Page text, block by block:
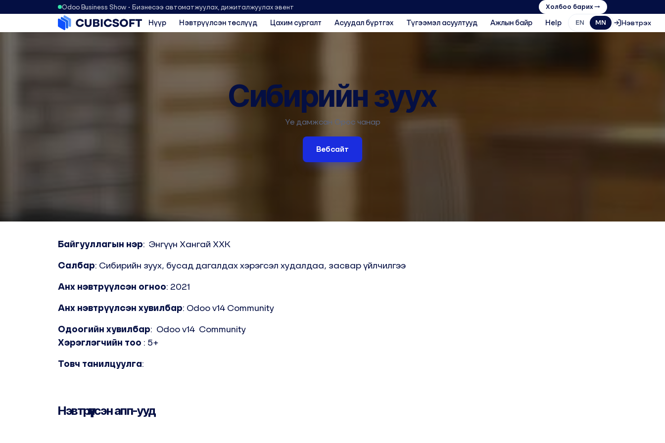
Odoo Business Show • Бизнесээ автоматжуулах, дижиталжуулах эвент Холбоо барих →
Нүүр Нэвтрүүлсэн төслүүд Цахим сургалт Асуудал бүртгэх Түгээмэл асуултууд Ажлын байр Help EN MN Нэвтрэх
Сибирийн зуух
Үе дамжсан Орос чанар
Вебсайт
Байгууллагын нэр: Энгүүн Хангай ХХК
Салбар: Сибирийн зуух, бусад дагалдах хэрэгсэл худалдаа, засвар үйлчилгээ
Анх нэвтрүүлсэн огноо: 2021
Анх нэвтрүүлсэн хувилбар: Odoo v14 Community
Одоогийн хувилбар: Odoo v14 Community
Хэрэглэгчийн тоо : 5+
Товч танилцуулга:
Нэвтрүүлсэн апп-ууд